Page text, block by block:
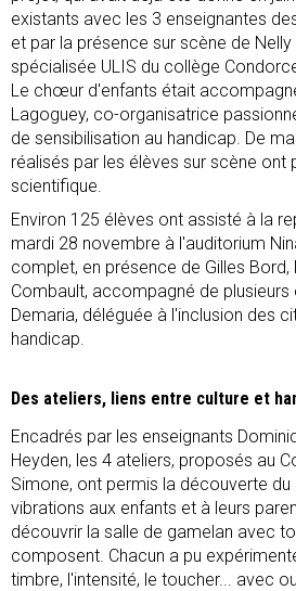
existants avec les 3 enseignantes
et par la présence sur scène de
spécialisée ULIS du collège
Le chœur d'enfants était
Lagoguey, co-organisatrice
de sensibilisation au handicap. De
réalisés par les élèves sur scène ont
scientifique.
Environ 125 élèves ont assisté à la
mardi 28 novembre à l'auditorium
complet, en présence de Gilles
Combault, accompagné de plusieurs
Demaria, déléguée à l'inclusion des
handicap.
Des ateliers, liens entre culture et
Encadrés par les enseignants
Heyden, les 4 ateliers, proposés au
Simone, ont permis la découverte
vibrations aux enfants et à leurs
découvrir la salle de gamelan avec
composent. Chacun a pu
timbre, l'intensité, le toucher... avec